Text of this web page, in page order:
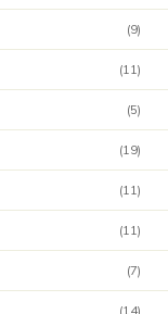
(9)
(11)
(5)
(19)
(11)
(11)
(7)
(14)